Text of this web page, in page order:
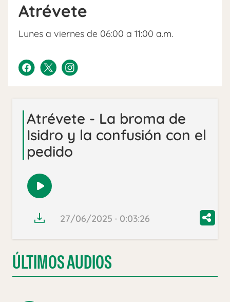
Atrévete
Lunes a viernes de 06:00 a 11:00 a.m.
Atrévete - La broma de
Isidro y la confusión con el
pedido
Reproducir
audio
27/06/2025 · 0:03:26
ÚLTIMOS AUDIOS